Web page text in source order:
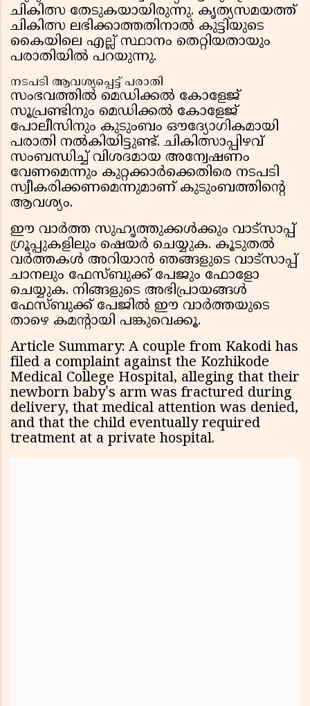
ചികിത്സ തേടുകയായിരുന്നു. കൃത്യസമയത്ത്
ചികിത്സ ലഭിക്കാത്തതിനാൽ കുട്ടിയുടെ
കൈയിലെ എല്ല് സ്ഥാനം തെറ്റിയതായും
പരാതിയിൽ പറയുന്നു.
നടപടി ആവശ്യപ്പെട്ട് പരാതി
സംഭവത്തിൽ മെഡിക്കൽ കോളേജ്
സൂപ്രണ്ടിനും മെഡിക്കൽ കോളേജ്
പോലീസിനും കുടുംബം ഔദ്യോഗികമായി
പരാതി നൽകിയിട്ടുണ്ട്. ചികിത്സാപ്പിഴവ്
സംബന്ധിച്ച് വിശദമായ അന്വേഷണം
വേണമെന്നും കുറ്റക്കാർക്കെതിരെ നടപടി
സ്വീകരിക്കണമെന്നുമാണ് കുടുംബത്തിൻ്റെ
ആവശ്യം.
ഈ വാർത്ത സുഹൃത്തുക്കൾക്കും വാട്സാപ്പ്
ഗ്രൂപ്പുകളിലും ഷെയർ ചെയ്യുക. കൂടുതൽ
വർത്തകൾ അറിയാൻ ഞങ്ങളുടെ വാട്സാപ്പ്
ചാനലും ഫേസ്ബുക്ക് പേജും ഫോളോ
ചെയ്യുക. നിങ്ങളുടെ അഭിപ്രായങ്ങൾ
ഫേസ്ബുക്ക് പേജില്‍ ഈ വാര്‍ത്തയുടെ
താഴെ കമന്‍റായി പങ്കുവെക്കൂ.
Article Summary: A couple from Kakodi has
filed a complaint against the Kozhikode
Medical College Hospital, alleging that their
newborn baby's arm was fractured during
delivery, that medical attention was denied,
and that the child eventually required
treatment at a private hospital.